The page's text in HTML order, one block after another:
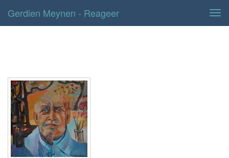
Gerdien Meynen - Reageer